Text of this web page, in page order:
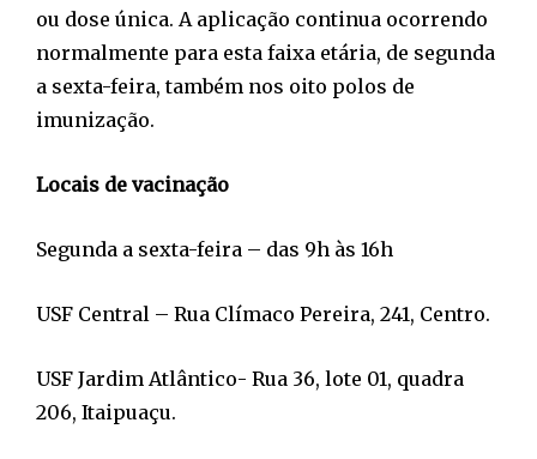
ou dose única. A aplicação continua ocorrendo
normalmente para esta faixa etária, de segunda
a sexta-feira, também nos oito polos de
imunização.
Locais de vacinação
Segunda a sexta-feira – das 9h às 16h
USF Central – Rua Clímaco Pereira, 241, Centro.
USF Jardim Atlântico- Rua 36, lote 01, quadra
206, Itaipuaçu.